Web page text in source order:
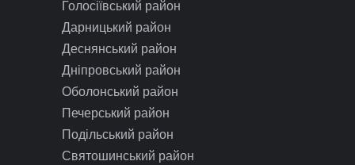
Голосіївський район
Дарницький район
Деснянський район
Дніпровський район
Оболонський район
Печерський район
Подільський район
Святошинський район